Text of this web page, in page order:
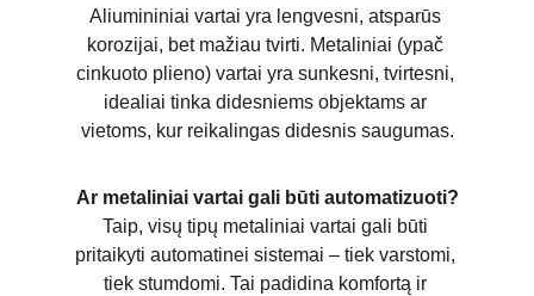
Aliumininiai vartai yra lengvesni, atsparūs
korozijai, bet mažiau tvirti. Metaliniai (ypač
cinkuoto plieno) vartai yra sunkesni, tvirtesni,
idealiai tinka didesniems objektams ar
vietoms, kur reikalingas didesnis saugumas.
Ar metaliniai vartai gali būti automatizuoti?
Taip, visų tipų metaliniai vartai gali būti
pritaikyti automatinei sistemai – tiek varstomi,
tiek stumdomi. Tai padidina komfortą ir